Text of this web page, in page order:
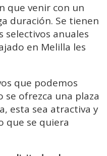
que venir con un
duración. Se tienen
selectivos anuales
en Melilla les
que podemos
ofrezca una plaza
esta sea atractiva y
que se quiera